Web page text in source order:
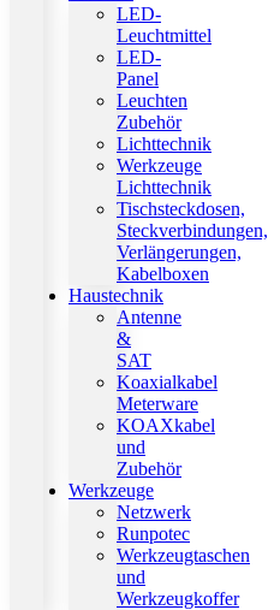
LED-
Leuchtmittel
LED-
Panel
Leuchten
Zubehör
Lichttechnik
Werkzeuge
Lichttechnik
Tischsteckdosen,
Steckverbindungen,
Verlängerungen,
Kabelboxen
Haustechnik
Antenne
&
SAT
Koaxialkabel
Meterware
KOAXkabel
und
Zubehör
Werkzeuge
Netzwerk
Runpotec
Werkzeugtaschen
und
Werkzeugkoffer